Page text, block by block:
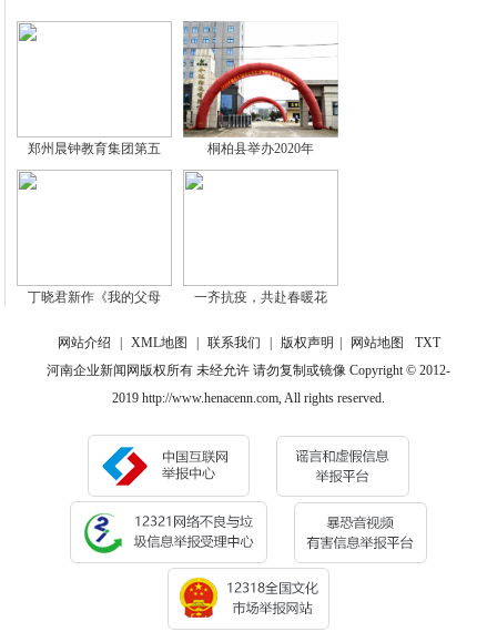
郑州晨钟教育集团第五 桐柏县举办2020年
丁晓君新作《我的父母 一齐抗疫，共赴春暖花
网站介绍 XML地图 联系我们 版权声明 网站地图
TXT
河南企业新闻网版权所有 未经允许 请勿复制或镜像 Copyright © 2012-
2019 http://www.henacenn.com, All rights reserved.